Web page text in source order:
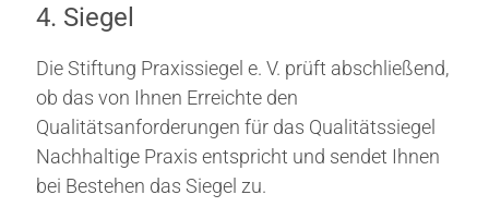
4. Siegel
Die Stiftung Praxissiegel e. V. prüft abschließend,
ob das von Ihnen Erreichte den
Qualitätsanforderungen für das Qualitätssiegel
Nachhaltige Praxis entspricht und sendet Ihnen
bei Bestehen das Siegel zu.